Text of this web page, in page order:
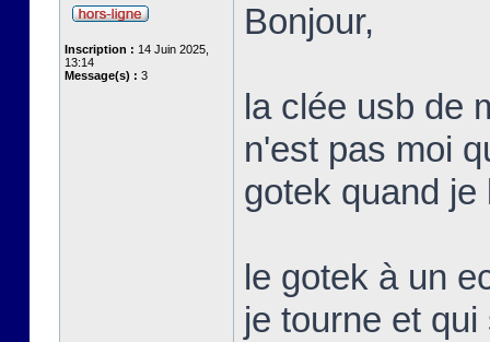
Inscription : 14 Juin 2025,
13:14
Message(s) : 3
Bonjour,
la clée usb de
n'est pas moi
gotek quand je
le gotek à un
je tourne et